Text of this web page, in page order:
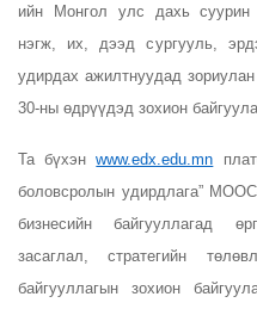
ийн Монгол улс дахь суурин
нэгж, их, дээд сургууль,
удирдах ажилтнуудад
30-ны өдрүүдэд зохион
Та бүхэнwww.edx.edu.mn
боловсролын удирдлага”
бизнесийн байгууллагад
засаглал, стратегийн
байгууллагын зохион